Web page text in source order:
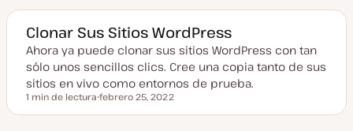
h
a
c
t
u
a
l
i
z
Clonar Sus Sitios WordPress
Ahora ya puede clonar sus sitios WordPress con tan
sólo unos sencillos clics. Cree una copia tanto de sus
sitios en vivo como entornos de prueba.
Tiempo de lectura
1 min de lectura
e
febrero 25, 2022